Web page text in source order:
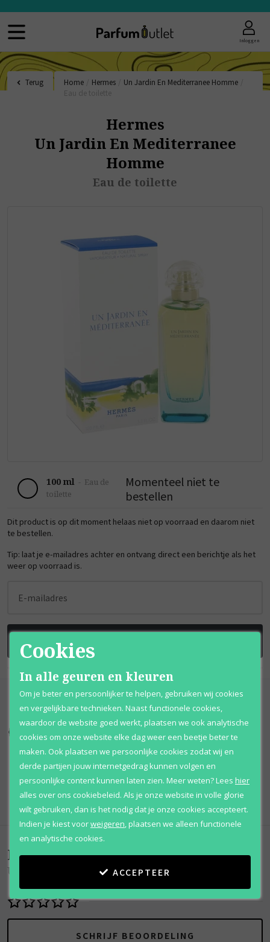
Inloggen
Terug Home Hermes Un Jardin En Mediterranee Homme
Hermes
Un Jardin En Mediterranee
Homme
Eau de toilette
100 ml - Eau de
toilette
Momenteel niet te
bestellen
Dit product is op dit moment helaas niet op voorraad en daarom niet
te bestellen.
Tip: laat je e-mailadres achter en ontvang direct een berichtje als het
weer op voorraad is.
E-mailadres
BRENG ME OP DE HOOGTE
Kortingen tot wel 70% Al 12 jaar voordelig
Qshops
Beoordelingen(0)
Un Jardin En Mediterranee Homme
SCHRIJF BEOORDELING
Cookies
In alle geuren en kleuren
Om je beter en persoonlijker te helpen, gebruiken wij cookies
en vergelijkbare technieken. Naast functionele cookies,
waardoor de website goed werkt, plaatsen we ook analytische
cookies om onze website elke dag weer een beetje beter te
maken. Ook plaatsen we persoonlijke cookies zodat wij en
derde partijen jouw internetgedrag kunnen volgen en
persoonlijke content kunnen laten zien. Meer weten?Lees hier
alles over ons cookiebeleid. Als je onze website in volle glorie
wilt gebruiken, dan is het nodig dat je onze cookies accepteert.
Indien je kiest voorweigeren,plaatsen we alleen functionele
en analytische cookies.
ACCEPTEER